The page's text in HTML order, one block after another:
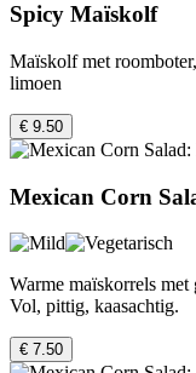
Spicy Maïskolf
Maïskolf met
limoen
€ 9.50
Mexican Corn
Warme maïskorrels met
Vol, pittig, kaasachtig.
€ 7.50